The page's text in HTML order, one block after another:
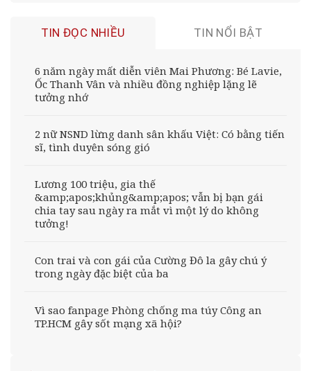
TIN ĐỌC NHIỀU TIN NỔI BẬT
6 năm ngày mất diễn viên Mai Phương: Bé Lavie,
Ốc Thanh Vân và nhiều đồng nghiệp lặng lẽ
tưởng nhớ
2 nữ NSND lừng danh sân khấu Việt: Có bằng tiến
sĩ, tình duyên sóng gió
Lương 100 triệu, gia thế
&amp;apos;khủng&amp;apos; vẫn bị bạn gái
chia tay sau ngày ra mắt vì một lý do không
tưởng!
Con trai và con gái của Cường Đô la gây chú ý
trong ngày đặc biệt của ba
Vì sao fanpage Phòng chống ma túy Công an
TP.HCM gây sốt mạng xã hội?